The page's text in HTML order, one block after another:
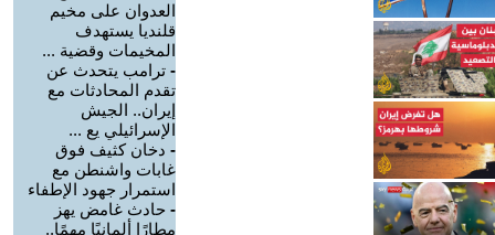
العدوان على مخيم
قلنديا يستهدف
المخيمات وقضية ...
- ترامب يتحدث عن
تقدم المحادثات مع
إيران.. الجيش
الإسرائيلي يع ...
- دخان كثيف فوق
غابات واشنطن مع
استمرار جهود الإطفاء
- حادث غامض يهز
مطارًا ألمانيًا مهمًا..